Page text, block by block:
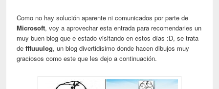
Como no hay solución aparente ni comunicados por parte de
Microsoft, voy a aprovechar esta entrada para recomendarles un
muy buen blog que e estado visitando en estos días :D, se trata
defffuuulog, un blog divertidisimo donde hacen dibujos muy
graciosos como este que les dejo a continuación.